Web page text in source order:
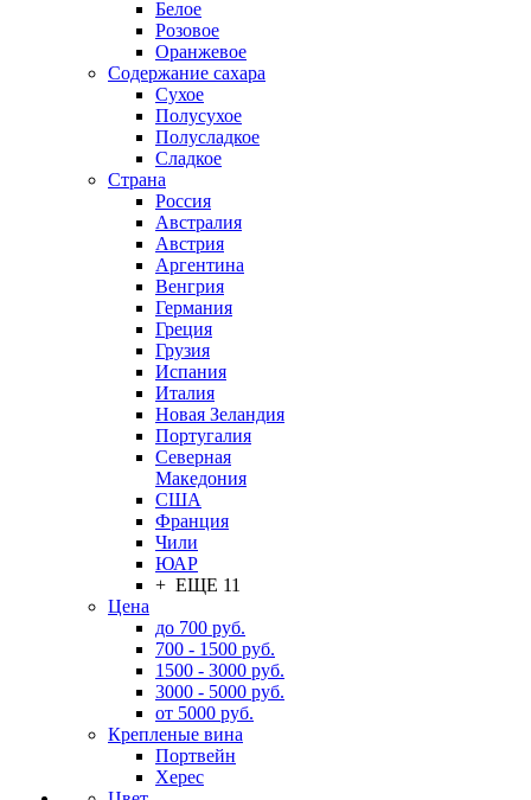
Белое
Розовое
Оранжевое
Содержание сахара
Сухое
Полусухое
Полусладкое
Сладкое
Страна
Россия
Австралия
Австрия
Аргентина
Венгрия
Германия
Греция
Грузия
Испания
Италия
Новая Зеландия
Португалия
Северная
Македония
США
Франция
Чили
ЮАР
+ ЕЩЕ 11
Цена
до 700 руб.
700 - 1500 руб.
1500 - 3000 руб.
3000 - 5000 руб.
от 5000 руб.
Крепленые вина
Портвейн
Херес